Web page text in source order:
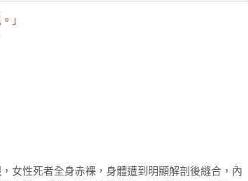
」
女性死者全身赤裸，身體遭到明顯解剖後縫合，內